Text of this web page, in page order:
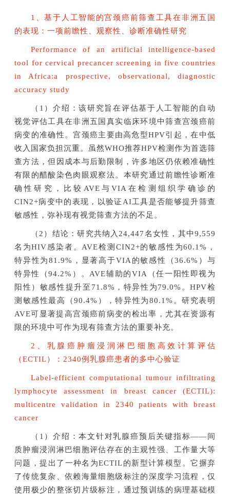
1、基于人工智能的宫颈癌前筛查工具在非洲五国
的表现：一项前瞻性、观察性、诊断准确性研究
Performance of an artificial intelligence-based
tool for cervical precancer screening in five countries
in Africa:a prospective, observational, diagnostic
accuracy study
（1）介绍：该研究旨在评估基于人工智能的自动
视觉评估工具在非洲五国真实临床环境中筛查宫颈癌前
病变的准确性。宫颈癌主要由高危型HPV引起，在中低
收入国家负担沉重。虽然WHO推荐HPV检测作为首选筛
查方法，但因成本与后勤限制，许多地区仍依赖准确性
有限的醋酸染色肉眼观察法。本研究通过前瞻性诊断准
确性研究，比较AVE与VIA在检测组织学确诊的
CIN2+病变中的表现，以验证AI工具是否能够提升筛查
敏感性，弥补现有视觉筛查方法的不足。
（2）结论：研究共纳入24,447名女性，其中9,559
名为HIV感染者。AVE检测CIN2+的敏感性为60.1%，
特异性为81.9%，显著高于VIA的敏感性（36.6%）与
特异性（94.2%）。AVE辅助的VIA（任一阳性即视为
阳性）敏感性提升至71.8%，特异性为79.0%。HPV检
测敏感性最高（90.4%），特异性为80.1%。研究表明
AVE可显著提高宫颈癌前病变的检出率，尤其在资源有
限的环境中可作为现有筛查方法的重要补充。
2、乳腺癌肿瘤浸润淋巴细胞高效计算评估
（ECTIL）：2340例乳腺癌患者的多中心验证
Label-efficient computational tumour infiltrating
lymphocyte assessment in breast cancer (ECTIL):
multicentre validation in 2340 patients with breast
cancer
（1）介绍：本文针对乳腺癌预后关键指标——间
质肿瘤浸润淋巴细胞评估存在的主观性强、工作量大等
问题，提出了一种名为ECTIL的新型计算模型。它摒弃
了传统复杂、依赖海量细胞级标注的深度学习流程，仅
使用极少的整张切片级标注，通过预训练的病理基础模